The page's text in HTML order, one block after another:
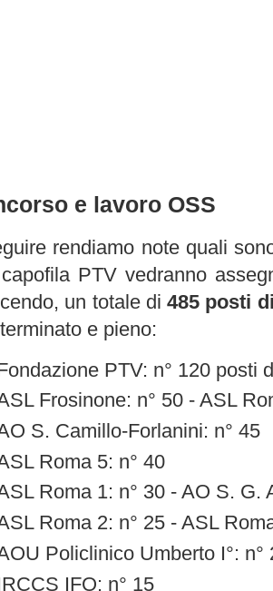
e lavoro OSS
rendiamo note quali
PTV vedranno
un totale di485 posti
e pieno:
PTV: n° 120 posti
Frosinone: n° 50 - ASL
S. Camillo-Forlanini: n° 45
Roma 5: n° 40
Roma 1: n° 30 - AO S. G.
Roma 2: n° 25 - ASL
Policlinico Umberto I°: n°
IFO: n° 15